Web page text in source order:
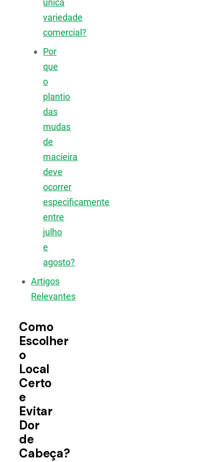
única
variedade
comercial?
Por
que
o
plantio
das
mudas
de
macieira
deve
ocorrer
especificamente
entre
julho
e
agosto?
Artigos
Relevantes
Como
Escolher
o
Local
Certo
e
Evitar
Dor
de
Cabeça?